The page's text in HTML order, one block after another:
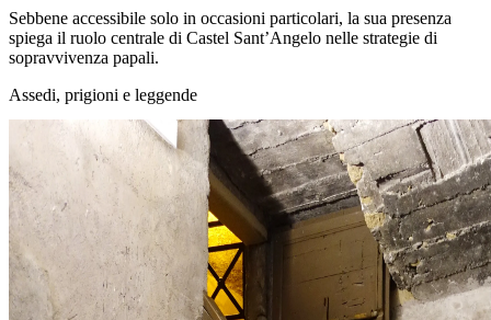
Sebbene accessibile solo in occasioni particolari, la sua presenza
spiega il ruolo centrale di Castel Sant’Angelo nelle strategie di
sopravvivenza papali.
Assedi, prigioni e leggende